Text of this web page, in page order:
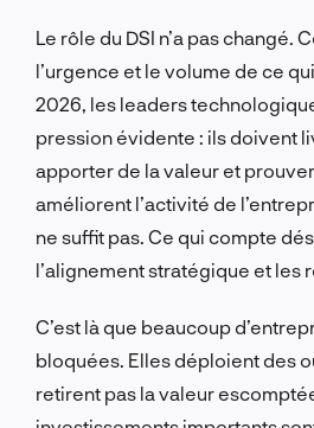
Le rôle du DSI n’a pas changé.
l’urgence et le volume de ce
2026, les leaders
pression évidente : ils doivent
apporter de la valeur et
améliorent l’activité de
ne suffit pas. Ce qui compte
l’alignement stratégique et les
C’est là que beaucoup
bloquées. Elles déploient des
retirent pas la valeur